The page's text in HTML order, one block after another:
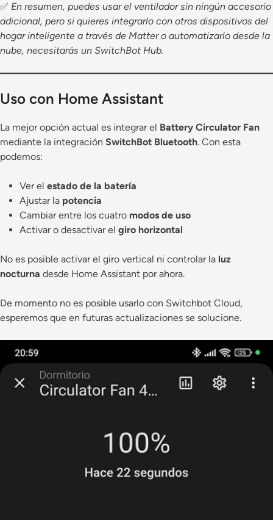
✅ En resumen, puedes usar el ventilador sin ningún accesorio
adicional, pero si quieres integrarlo con otros dispositivos del
hogar inteligente a través de Matter o automatizarlo desde la
nube, necesitarás un SwitchBot Hub.
Uso con Home Assistant
La mejor opción actual es integrar el Battery Circulator Fan
mediante la integración SwitchBot Bluetooth. Con esta
podemos:
Ver el estado de la batería
Ajustar la potencia
Cambiar entre los cuatro modos de uso
Activar o desactivar el giro horizontal
No es posible activar el giro vertical ni controlar la luz
nocturna desde Home Assistant por ahora.
De momento no es posible usarlo con Switchbot Cloud,
esperemos que en futuras actualizaciones se solucione.